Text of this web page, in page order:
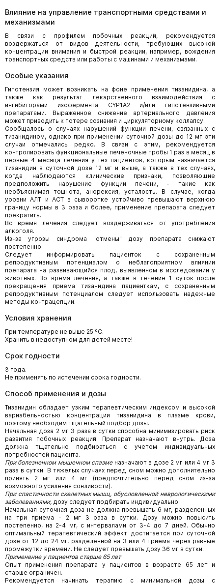
Влияние на управление транспортными средствами и
механизмами
В связи с профилем побочных реакций, рекомендуется
воздержаться от видов деятельности, требующих высокой
концентрации внимания и быстрой реакции, например, вождения
транспортных средств или работы с машинами и механизмами.
Особые указания
Гипотензия может возникать на фоне применения тизанидина, а
также как результат лекарственного взаимодействия с
ингибиторами изофермента CYP1A2 и/или гипотензивными
препаратами. Выраженное снижение артериального давления
может приводить к потере сознания и циркуляторному коллапсу.
Сообщалось о случаях нарушений функции печени, связанных с
тизанидином, однако при применении суточной дозы до 12 мг эти
случаи отмечались редко. В связи с этим, рекомендуется
контролировать функциональные печеночные пробы 1 раз в месяц в
первые 4 месяца лечения у тех пациентов, которым назначается
тизанидин в суточной дозе 12 мг и выше, а также в тех случаях,
когда наблюдаются клинические признаки, позволяющие
предположить нарушение функции печени, - такие как
необъяснимая тошнота, анорексия, усталость. В случае, когда
уровни АЛТ и АСТ в сыворотке устойчиво превышают верхнюю
границу нормы в 3 раза и более, применение препарата следует
прекратить.
Во время лечения следует воздерживаться от употребления
алкоголя.
Из-за угрозы синдрома "отмены" дозу препарата снижают
постепенно.
Следует информировать пациенток с сохраненным
репродуктивным потенциалом о неблагоприятном влиянии
препарата на развивающийся плод, выявленном в исследовании у
животных. Во время лечения, а также в течение 1 суток после
прекращения приема тизанидина пациенткам, с сохраненным
репродуктивным потенциалом следует использовать надежные
методы контрацепции.
Условия хранения
При температуре не выше 25 ºС.
Хранить в недоступном для детей месте!
Срок годности
3 года.
Не применять по истечении срока годности.
Способ применения и дозы
Тизанидин обладает узким терапевтическим индексом и высокой
вариабельностью концентрации тизанидина в плазме крови,
поэтому необходим тщательный подбор дозы.
Начальная доза 2 мг 3 раза в сутки способна минимизировать риск
развития побочных реакций. Препарат назначают внутрь. Доза
должна тщательно подбираться с учетом индивидуальных
потребностей пациента.
При болезненном мышечном спазме назначают в дозе 2 мг или 4 мг 3
раза в сутки. В тяжелых случаях перед сном можно дополнительно
принять 2 мг или 4 мг (предпочтительно перед сном из-за
возможного усиления сонливости).
При спастичности скелетных мышц, обусловленной неврологическими
заболеваниями, дозу следует подбирать индивидуально.
Начальная суточная доза не должна превышать 6 мг, разделенных
на три приема - 2 мг 3 раза в сутки. Дозу можно повысить
постепенно, на 2-4 мг, с интервалами от 3-4 до 7 дней. Обычно
оптимальный терапевтический эффект достигается при суточной
дозе от 12 до 24 мг, разделенной на 3 или 4 приема через равные
промежутки времени. Не следует превышать дозу 36 мг в сутки.
Применение у пациентов старше 65 лет
Опыт применения препарата у пациентов в возрасте 65 лет и
старше ограничен.
Рекомендуется начинать терапию с минимальной дозы с